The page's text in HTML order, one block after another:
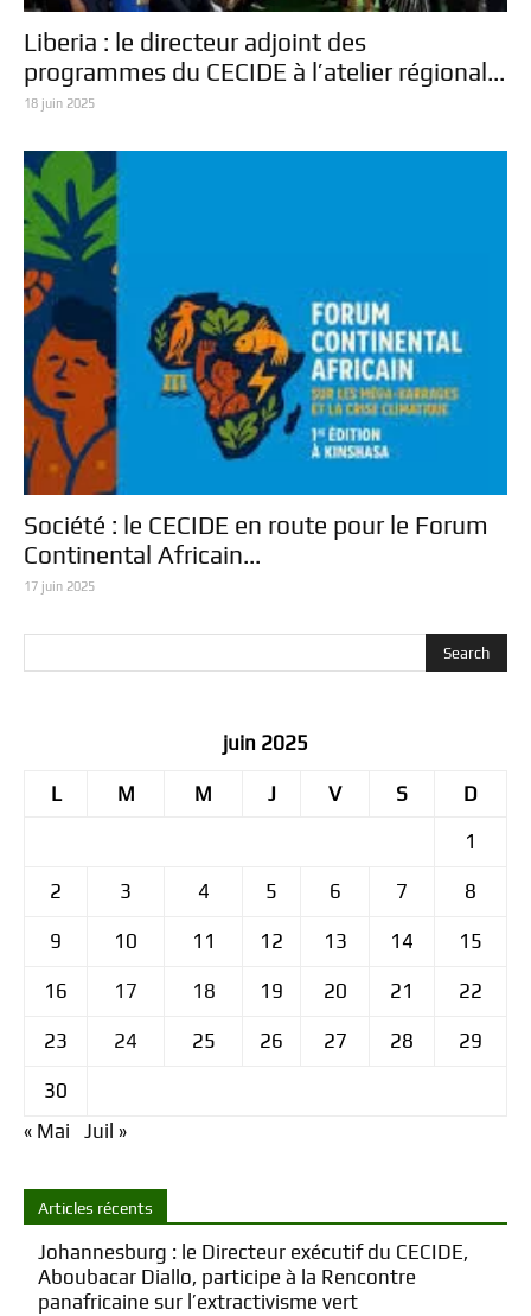
Liberia : le directeur adjoint des
programmes du CECIDE à l’atelier régional...
18 juin 2025
Société : le CECIDE en route pour le Forum
Continental Africain...
17 juin 2025
juin 2025
L M M J V S
D
1
2 3 4 5 6 7 8
9 10 11 12 13 14 15
16 17 18 19 20 21 22
23 24 25 26 27 28 29
30
« Mai
Juil »
Articles récents
Johannesburg : le Directeur exécutif du CECIDE,
Aboubacar Diallo, participe à la Rencontre
panafricaine sur l’extractivisme vert